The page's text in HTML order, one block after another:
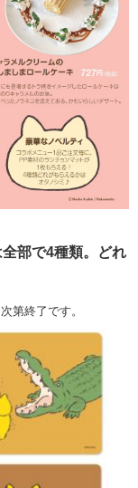
部で4種類。どれ
終了です。